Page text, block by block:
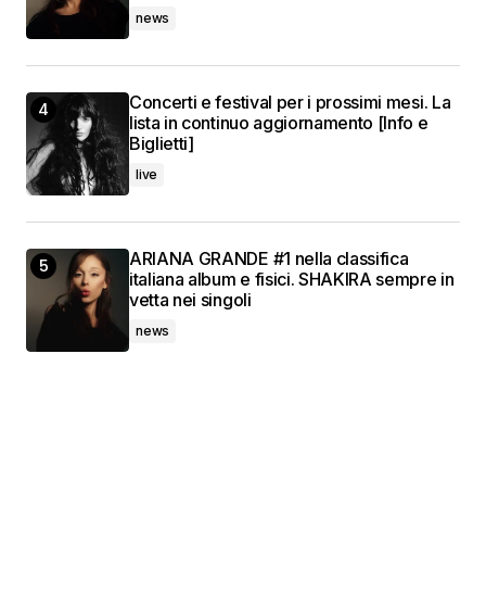
news
Concerti e festival per i prossimi mesi. La
lista in continuo aggiornamento [Info e
Biglietti]
live
ARIANA GRANDE #1 nella classifica
italiana album e fisici. SHAKIRA sempre in
vetta nei singoli
news